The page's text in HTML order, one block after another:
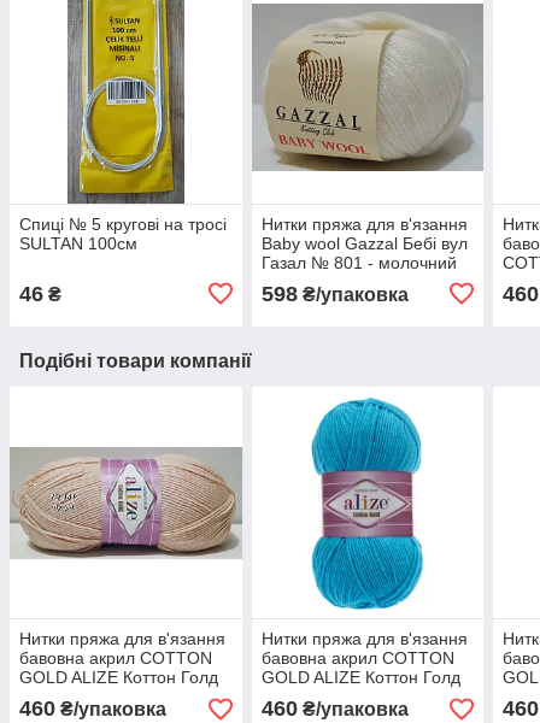
Спиці № 5 кругові на тросі
SULTAN 100см
46 ₴
Нитки пряжа для в'язання
Baby wool Gazzal Бебі вул
Газал № 801 - молочний
598₴/упаковка 460
Подібні товари компанії
Нитки пряжа для в'язання
бавовна акрил COTTON
GOLD ALIZE Коттон Голд
Алізе № 161 - пудра
460 ₴/упаковка
Нитки пряжа для в'язання
бавовна акрил COTTON
GOLD ALIZE Коттон Голд
Алізе № 16 - синій
460₴/упаковка 460